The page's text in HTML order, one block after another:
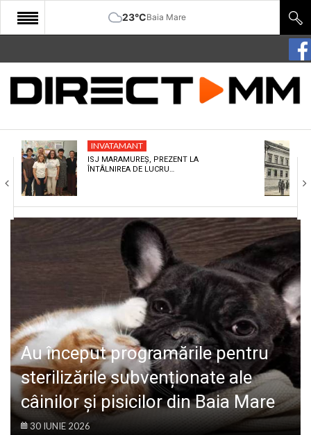
23°CBaia Mare
START
COMUNITATE
CULTURA
ECONOMIE
SANATATE
SPECIAL
LIFE
INVATAMANT
ISJ MARAMUREȘ, PREZENT LA
ÎNTÂLNIREA DE LUCRU…
Au început programările pentru
sterilizările subvenționate ale
câinilor și pisicilor din Baia Mare
30 IUNIE 2026